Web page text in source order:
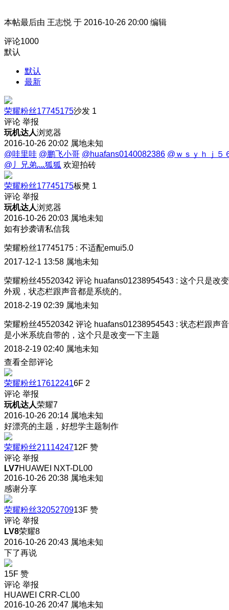
本帖最后由 王志悦 于 2016-10-26 20:00 编辑
评论1000
默认
默认
最新
荣耀粉丝17745175沙发 1
评论 举报
玩机达人浏览器
2016-10-26 20:02 属地未知
@哇里哇 @鹏飞小哥 @huafans0140082386 @ｗｓｙｈｊ５
@丿兄弟灬狐狐 欢迎拍砖
荣耀粉丝17745175板凳 1
评论 举报
玩机达人浏览器
2016-10-26 20:03 属地未知
如有抄袭请私信我
荣耀粉丝17745175 : 不适配emui5.0
2017-12-1 13:58 属地未知
荣耀粉丝45520342 评论 huafans01238954543 : 这个只是改变
外观，状态栏跟声音都是系统的。
2018-2-19 02:39 属地未知
荣耀粉丝45520342 评论 huafans01238954543 : 状态栏跟声音
是小米系统自带的，这个只是改变一下主题
2018-2-19 02:40 属地未知
查看全部评论
荣耀粉丝176122416F 2
评论 举报
玩机达人荣耀7
2016-10-26 20:14 属地未知
好漂亮的主题，好想学主题制作
荣耀粉丝2111424712F 赞
评论 举报
LV7HUAWEI NXT-DL00
2016-10-26 20:38 属地未知
感谢分享
荣耀粉丝3205270913F 赞
评论 举报
LV8荣耀8
2016-10-26 20:43 属地未知
下了再说
15F 赞
评论 举报
HUAWEI CRR-CL00
2016-10-26 20:47 属地未知